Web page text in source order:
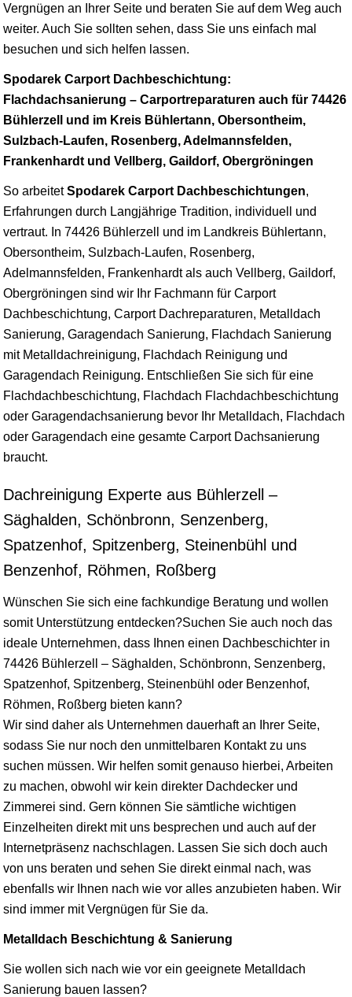
Vergnügen an Ihrer Seite und beraten Sie auf dem Weg auch
weiter. Auch Sie sollten sehen, dass Sie uns einfach mal
besuchen und sich helfen lassen.
Spodarek Carport Dachbeschichtung:
Flachdachsanierung – Carportreparaturen auch für 74426
Bühlerzell und im Kreis Bühlertann, Obersontheim,
Sulzbach-Laufen, Rosenberg, Adelmannsfelden,
Frankenhardt und Vellberg, Gaildorf, Obergröningen
So arbeitetSpodarek Carport Dachbeschichtungen,
Erfahrungen durch Langjährige Tradition, individuell und
vertraut. In 74426 Bühlerzell und im Landkreis Bühlertann,
Obersontheim, Sulzbach-Laufen, Rosenberg,
Adelmannsfelden, Frankenhardt als auch Vellberg, Gaildorf,
Obergröningen sind wir Ihr Fachmann für Carport
Dachbeschichtung, Carport Dachreparaturen, Metalldach
Sanierung, Garagendach Sanierung, Flachdach Sanierung
mit Metalldachreinigung, Flachdach Reinigung und
Garagendach Reinigung. Entschließen Sie sich für eine
Flachdachbeschichtung, Flachdach Flachdachbeschichtung
oder Garagendachsanierung bevor Ihr Metalldach, Flachdach
oder Garagendach eine gesamte Carport Dachsanierung
braucht.
Dachreinigung Experte aus Bühlerzell –
Säghalden, Schönbronn, Senzenberg,
Spatzenhof, Spitzenberg, Steinenbühl und
Benzenhof, Röhmen, Roßberg
Wünschen Sie sich eine fachkundige Beratung und wollen
somit Unterstützung entdecken?Suchen Sie auch noch das
ideale Unternehmen, dass Ihnen einen Dachbeschichter in
74426 Bühlerzell – Säghalden, Schönbronn, Senzenberg,
Spatzenhof, Spitzenberg, Steinenbühl oder Benzenhof,
Röhmen, Roßberg bieten kann?
Wir sind daher als Unternehmen dauerhaft an Ihrer Seite,
sodass Sie nur noch den unmittelbaren Kontakt zu uns
suchen müssen. Wir helfen somit genauso hierbei, Arbeiten
zu machen, obwohl wir kein direkter Dachdecker und
Zimmerei sind. Gern können Sie sämtliche wichtigen
Einzelheiten direkt mit uns besprechen und auch auf der
Internetpräsenz nachschlagen. Lassen Sie sich doch auch
von uns beraten und sehen Sie direkt einmal nach, was
ebenfalls wir Ihnen nach wie vor alles anzubieten haben. Wir
sind immer mit Vergnügen für Sie da.
Metalldach Beschichtung & Sanierung
Sie wollen sich nach wie vor ein geeignete Metalldach
Sanierung bauen lassen?